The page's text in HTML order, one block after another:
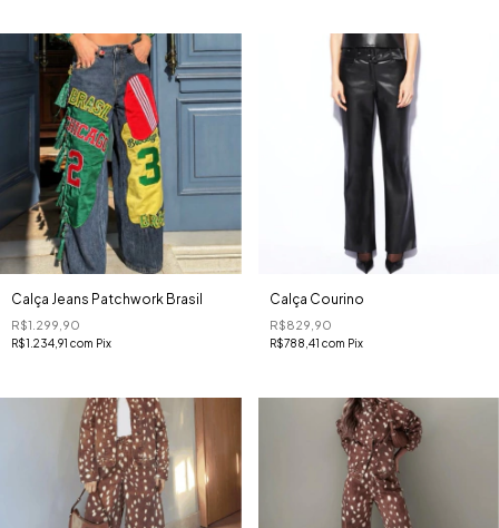
Calça Jeans Patchwork Brasil
R$1.299,90
R$1.234,91 com Pix
Calça Courino
R$829,90
R$788,41 com Pix